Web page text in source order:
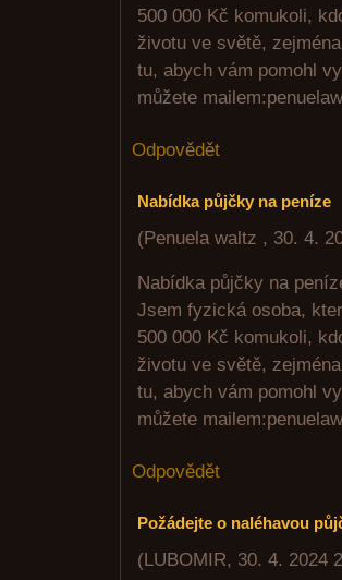
500 000 Kč komukoli,
životu ve světě,
tu, abych vám pomohl
můžete
Odpovědět
Nabídka půjčky na peníze
(Penuela waltz , 30. 4.
Nabídka půjčky na
Jsem fyzická osoba,
500 000 Kč komukoli,
životu ve světě,
tu, abych vám pomohl
můžete
Odpovědět
Požádejte o naléhavou
(LUBOMIR, 30. 4. 2024